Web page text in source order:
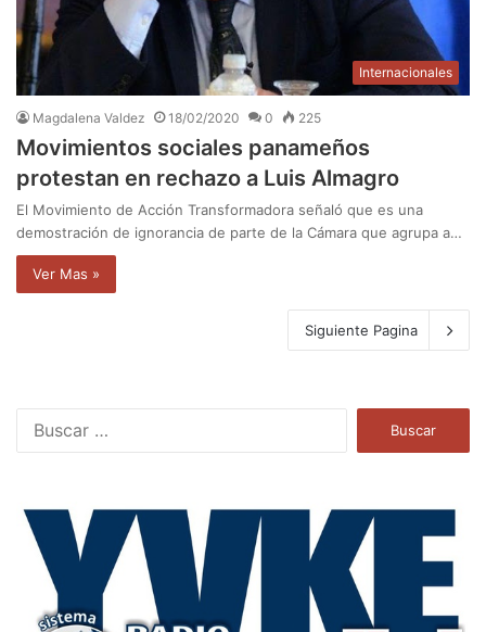
Internacionales
Magdalena Valdez 18/02/2020 0 225
Movimientos sociales panameños
protestan en rechazo a Luis Almagro
El Movimiento de Acción Transformadora señaló que es una
demostración de ignorancia de parte de la Cámara que agrupa a…
Ver Mas »
Siguiente Pagina
a